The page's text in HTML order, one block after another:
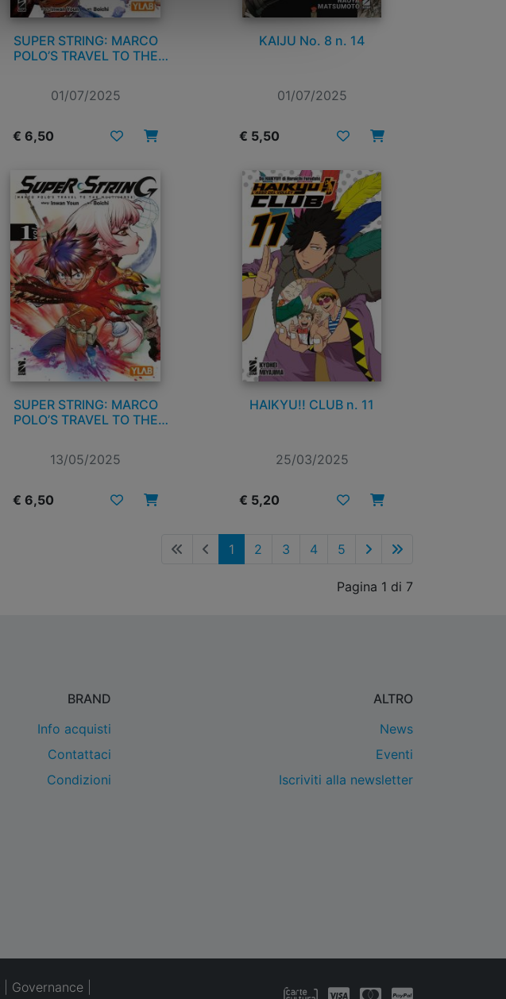
SUPER STRING: MARCO
POLO’S TRAVEL TO THE
01/07/2025
€ 6,50
KAIJU No. 8 n. 14
01/07/2025
€ 5,50
SUPER STRING: MARCO
POLO’S TRAVEL TO THE
13/05/2025
€ 6,50
HAIKYU!! CLUB n. 11
25/03/2025
€ 5,20
1 2 3 4 5
Pagina 1 di 7
BRAND
Info acquisti
Contattaci
Condizioni
ALTRO
News
Eventi
Iscriviti alla newsletter
Governance